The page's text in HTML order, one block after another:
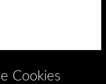
Cookies